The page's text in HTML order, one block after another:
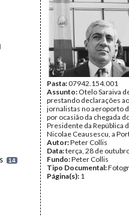
14
Pasta:07942.154.001
Assunto: Otelo Saraiva
prestando declarações
jornalistas no aeroporto
por ocasião da chegada
Presidente da República
Nicolae Ceausescu, a
Autor:Peter Collis
Data:terça, 28 de
Fundo:Peter Collis
Tipo Documental:
Página(s): 1